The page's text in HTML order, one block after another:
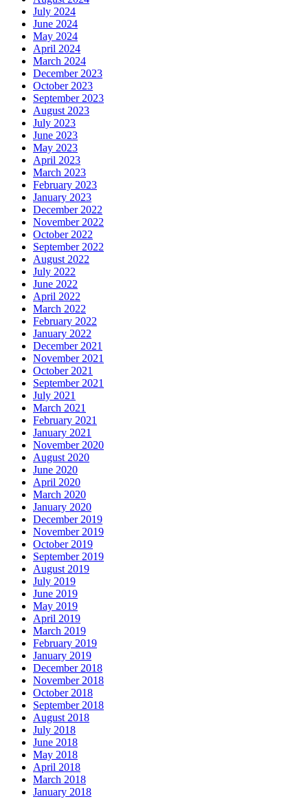
July 2024
June 2024
May 2024
April 2024
March 2024
December 2023
October 2023
September 2023
August 2023
July 2023
June 2023
May 2023
April 2023
March 2023
February 2023
January 2023
December 2022
November 2022
October 2022
September 2022
August 2022
July 2022
June 2022
April 2022
March 2022
February 2022
January 2022
December 2021
November 2021
October 2021
September 2021
July 2021
March 2021
February 2021
January 2021
November 2020
August 2020
June 2020
April 2020
March 2020
January 2020
December 2019
November 2019
October 2019
September 2019
August 2019
July 2019
June 2019
May 2019
April 2019
March 2019
February 2019
January 2019
December 2018
November 2018
October 2018
September 2018
August 2018
July 2018
June 2018
May 2018
April 2018
March 2018
January 2018